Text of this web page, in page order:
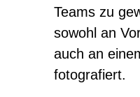
Teams zu
sowohl an
auch an
fotografiert.